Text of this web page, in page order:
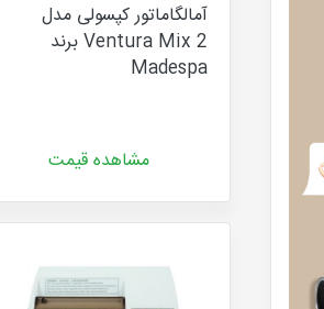
آمالگاماتور کپسولی مدل
Ventura Mix 2 برند
Madespa
مشاهده قیمت